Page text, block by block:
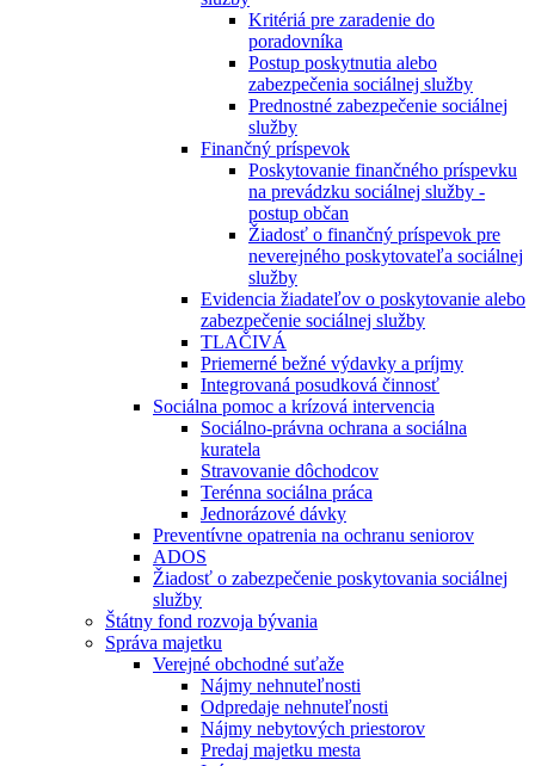
Kritériá pre zaradenie do
poradovníka
Postup poskytnutia alebo
zabezpečenia sociálnej služby
Prednostné zabezpečenie sociálnej
služby
Finančný príspevok
Poskytovanie finančného príspevku
na prevádzku sociálnej služby -
postup občan
Žiadosť o finančný príspevok pre
neverejného poskytovateľa sociálnej
služby
Evidencia žiadateľov o poskytovanie alebo
zabezpečenie sociálnej služby
TLAČIVÁ
Priemerné bežné výdavky a príjmy
Integrovaná posudková činnosť
Sociálna pomoc a krízová intervencia
Sociálno-právna ochrana a sociálna
kuratela
Stravovanie dôchodcov
Terénna sociálna práca
Jednorázové dávky
Preventívne opatrenia na ochranu seniorov
ADOS
Žiadosť o zabezpečenie poskytovania sociálnej
služby
Štátny fond rozvoja bývania
Správa majetku
Verejné obchodné suťaže
Nájmy nehnuteľnosti
Odpredaje nehnuteľnosti
Nájmy nebytových priestorov
Predaj majetku mesta